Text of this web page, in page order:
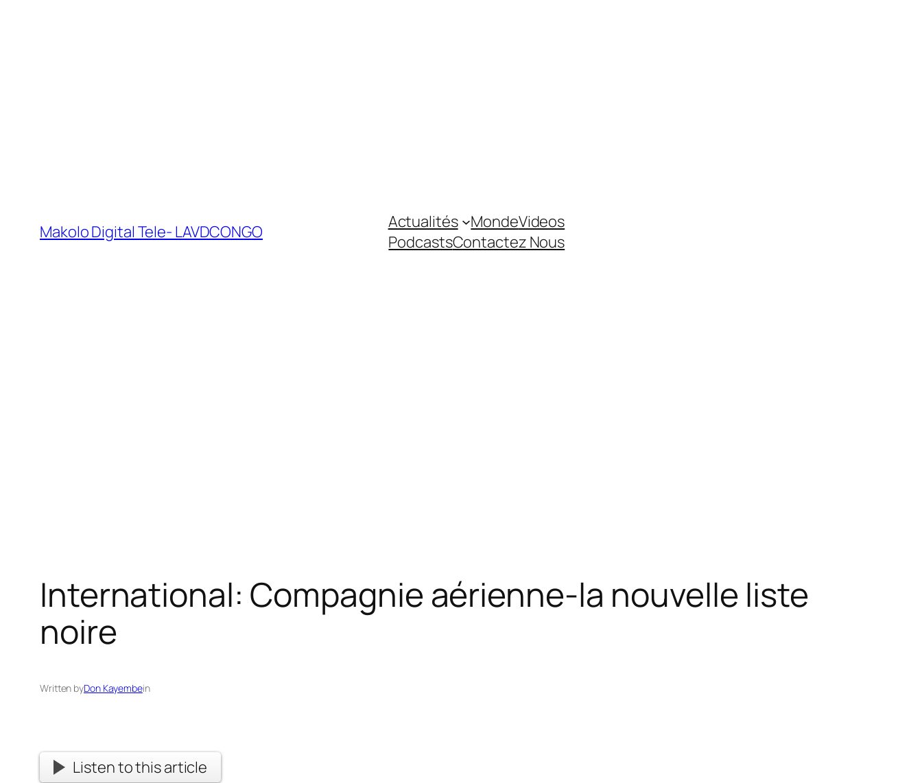
Makolo Digital Tele- LAVDCONGO Actualités MondeVideos
PodcastsContactez Nous
International: Compagnie aérienne-la nouvelle liste
noire
Written byDon Kayembein
Listen to this article